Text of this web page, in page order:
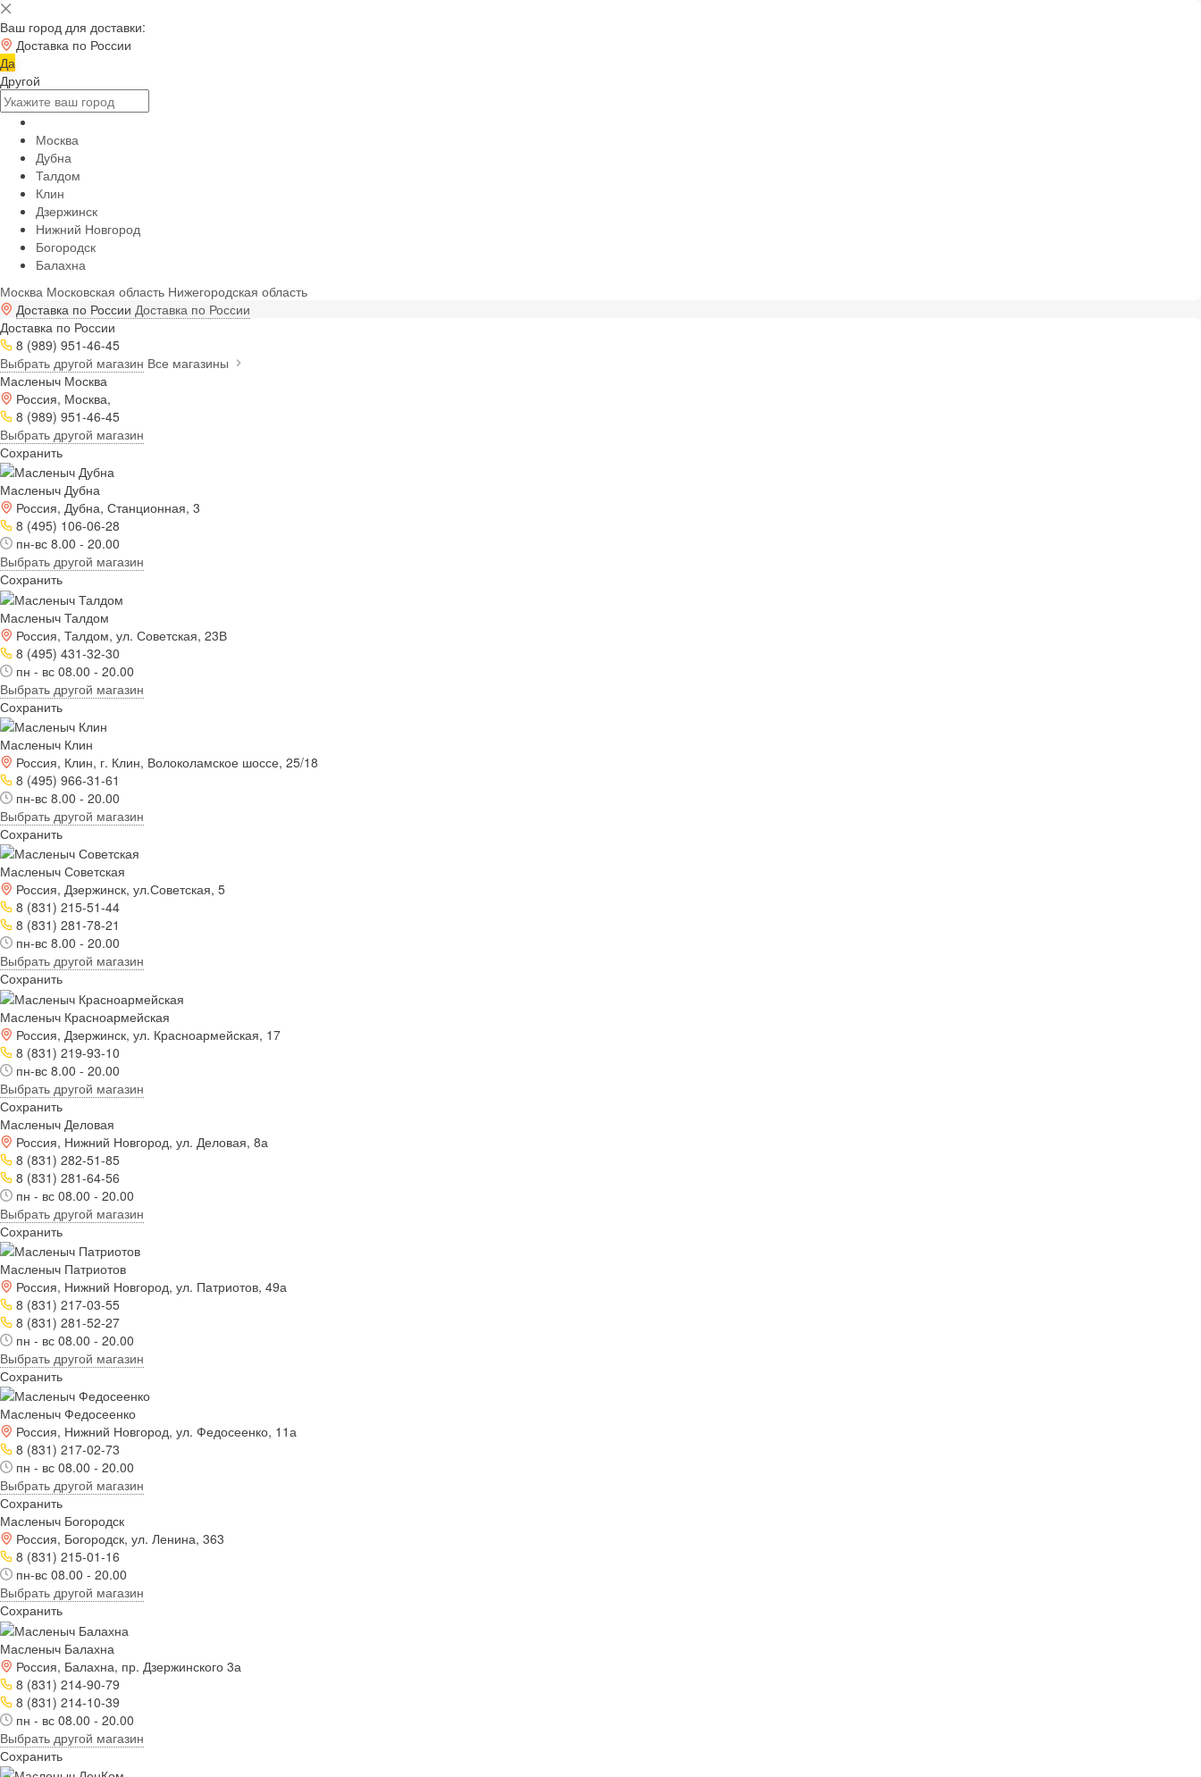
Ваш город для доставки:
Доставка по России
Да
Другой
Москва
Дубна
Талдом
Клин
Дзержинск
Нижний Новгород
Богородск
Балахна
Москва Московская область Нижегородская область
Доставка по России Доставка по России
Доставка по России
8 (989) 951-46-45
Выбрать другой магазин Все магазины
Масленыч Москва
Россия, Москва,
8 (989) 951-46-45
Выбрать другой магазин
Сохранить
Масленыч Дубна
Россия, Дубна, Станционная, 3
8 (495) 106-06-28
пн-вс 8.00 - 20.00
Выбрать другой магазин
Сохранить
Масленыч Талдом
Россия, Талдом, ул. Советская, 23В
8 (495) 431-32-30
пн - вс 08.00 - 20.00
Выбрать другой магазин
Сохранить
Масленыч Клин
Россия, Клин, г. Клин, Волоколамское шоссе, 25/18
8 (495) 966-31-61
пн-вс 8.00 - 20.00
Выбрать другой магазин
Сохранить
Масленыч Советская
Россия, Дзержинск, ул.Советская, 5
8 (831) 215-51-44
8 (831) 281-78-21
пн-вс 8.00 - 20.00
Выбрать другой магазин
Сохранить
Масленыч Красноармейская
Россия, Дзержинск, ул. Красноармейская, 17
8 (831) 219-93-10
пн-вс 8.00 - 20.00
Выбрать другой магазин
Сохранить
Масленыч Деловая
Россия, Нижний Новгород, ул. Деловая, 8а
8 (831) 282-51-85
8 (831) 281-64-56
пн - вс 08.00 - 20.00
Выбрать другой магазин
Сохранить
Масленыч Патриотов
Россия, Нижний Новгород, ул. Патриотов, 49а
8 (831) 217-03-55
8 (831) 281-52-27
пн - вс 08.00 - 20.00
Выбрать другой магазин
Сохранить
Масленыч Федосеенко
Россия, Нижний Новгород, ул. Федосеенко, 11а
8 (831) 217-02-73
пн - вс 08.00 - 20.00
Выбрать другой магазин
Сохранить
Масленыч Богородск
Россия, Богородск, ул. Ленина, 363
8 (831) 215-01-16
пн-вс 08.00 - 20.00
Выбрать другой магазин
Сохранить
Масленыч Балахна
Россия, Балахна, пр. Дзержинского 3а
8 (831) 214-90-79
8 (831) 214-10-39
пн - вс 08.00 - 20.00
Выбрать другой магазин
Сохранить